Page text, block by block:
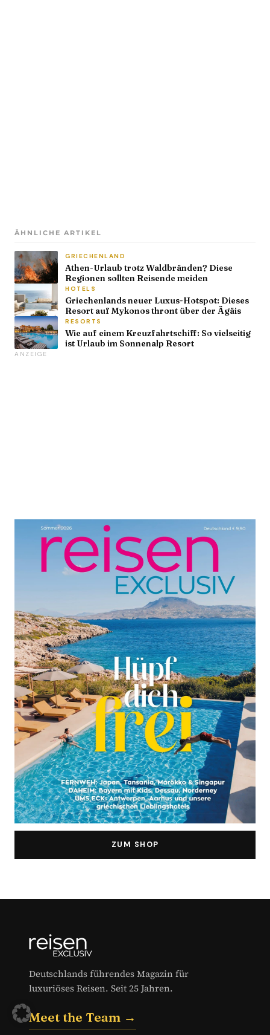
ZUM SHOP
ÄHNLICHE ARTIKEL
GRIECHENLAND
Athen-Urlaub trotz Waldbränden? Diese
Regionen sollten Reisende meiden
HOTELS
Griechenlands neuer Luxus-Hotspot: Dieses
Resort auf Mykonos thront über der Ägäis
RESORTS
Wie auf einem Kreuzfahrtschiff: So vielseitig
ist Urlaub im Sonnenalp Resort
ANZEIGE
Deutschlands führendes Magazin für
luxuriöses Reisen. Seit 25 Jahren.
Meet the Team →